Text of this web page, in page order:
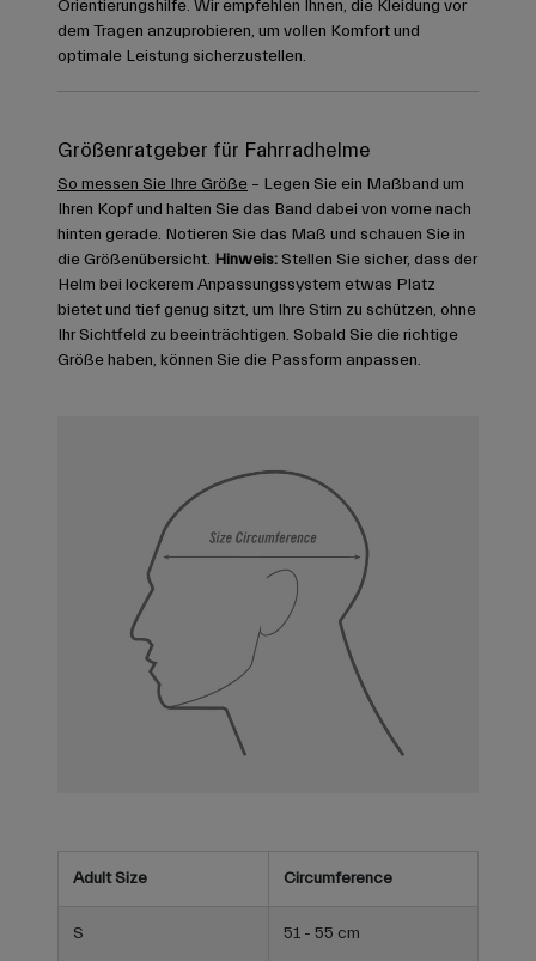
Orientierungshilfe. Wir empfehlen Ihnen, die Kleidung vor
dem Tragen anzuprobieren, um vollen Komfort und
optimale Leistung sicherzustellen.
Größenratgeber für Fahrradhelme
So messen Sie Ihre Größe – Legen Sie ein Maßband um
Ihren Kopf und halten Sie das Band dabei von vorne nach
hinten gerade. Notieren Sie das Maß und schauen Sie in
die Größenübersicht. Hinweis: Stellen Sie sicher, dass der
Helm bei lockerem Anpassungssystem etwas Platz
bietet und tief genug sitzt, um Ihre Stirn zu schützen, ohne
Ihr Sichtfeld zu beeinträchtigen. Sobald Sie die richtige
Größe haben, können Sie die Passform anpassen.
Adult Size Circumference
S 51 - 55 cm